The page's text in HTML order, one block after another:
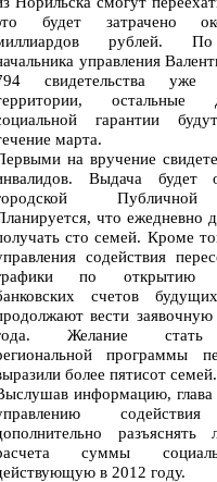
будет затрачено
рублей.
управления
свидетельства уже
гарантии
марта.
на вручение
Выдача будет
Публичной
что ежедневно
сто семей. Кроме
содействия
по открытию
счетов
вести
Желание стать
программы
более пятисот семей.
информацию, глава
содействия
суммы
в 2012 году.